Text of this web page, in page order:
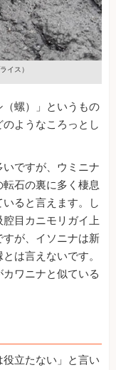
イス）
螺）」というもの
ようなころっとし
ですが、ウミニナ
石の裏に多く棲息
ると言えます。し
目カニモリガイ上
が、イソニナは新
は言えないです。
ワニナと似ている
立たない」と言い